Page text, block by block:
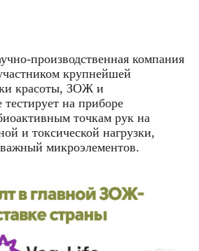
производственная компания
крупнейшей
красоты, ЗОЖ и
тестирует на приборе
точкам рук на
и токсической нагрузки,
микроэлементов.